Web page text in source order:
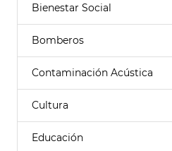
Bienestar Social
Bomberos
Contaminación Acústica
Cultura
Educación